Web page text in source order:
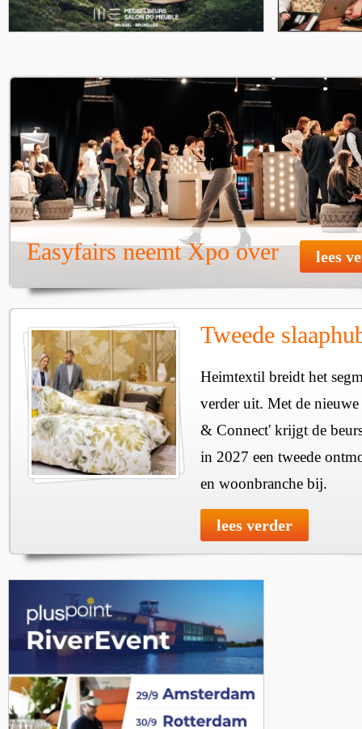
Easyfairs neemt Xpo over lees
Tweede
Heimtextil breidt het
verder uit. Met de
& Connect' krijgt de
in 2027 een tweede
en woonbranche bij.
lees verder